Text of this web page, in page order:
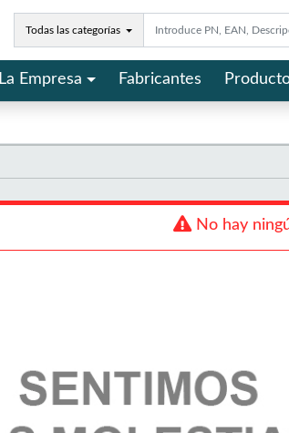
Todas las categorías
La Empresa Fabricantes
No hay